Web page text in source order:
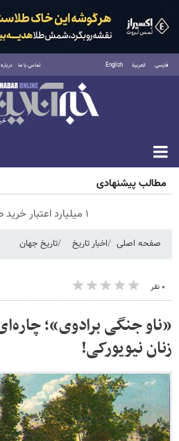
فارسی العربية English تماس با ما
جمعه ۱۶ مرداد ۱۴۰۵
مطالب پیشنهادی
۱ میلیارد اعتبار خرید طلا | بدون ضامن و چک
صفحه اصلی اخبار تاریخ تاریخ جهان
۰ نفر
«ناو جنگی برادوی»؛
زنان نیویورکی!